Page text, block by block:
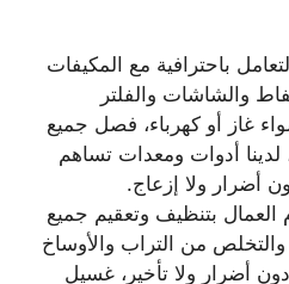
باحترافية مع المكيفات
والشاشات والفلتر
غاز أو كهرباء، فصل جميع
لدينا أدوات ومعدات تساهم
أضرار ولا إزعاج.
العمال بتنظيف وتعقيم جميع
والتخلص من التراب والأوساخ
أضرار ولا تأخير، غسيل